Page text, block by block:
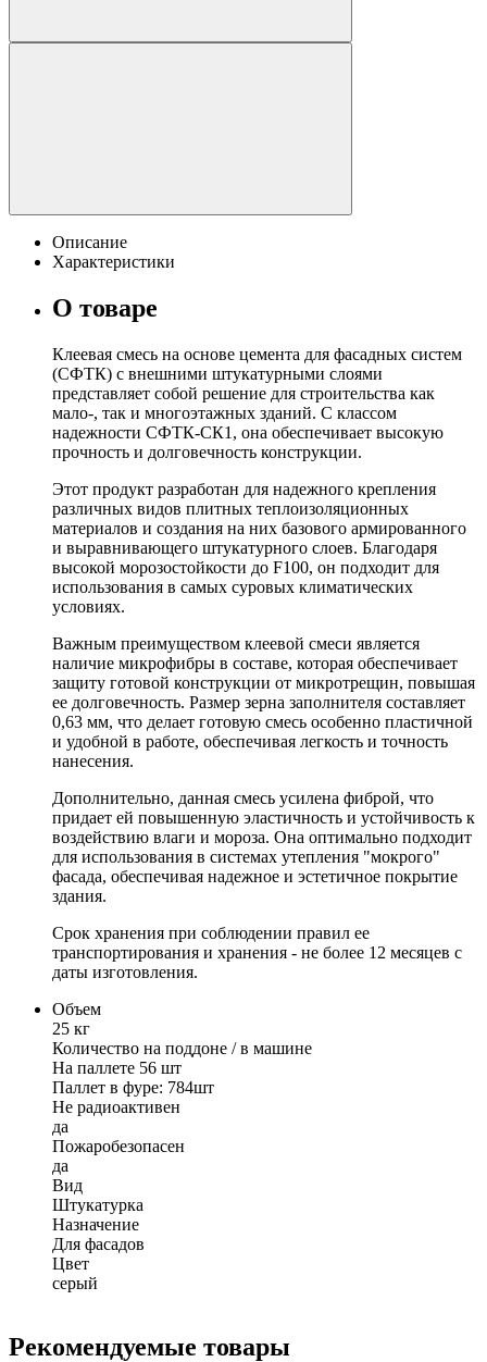
Описание
Характеристики
О товаре
Клеевая смесь на основе цемента для фасадных систем
(СФТК) с внешними штукатурными слоями
представляет собой решение для строительства как
мало-, так и многоэтажных зданий. С классом
надежности СФТК-СК1, она обеспечивает высокую
прочность и долговечность конструкции.
Этот продукт разработан для надежного крепления
различных видов плитных теплоизоляционных
материалов и создания на них базового армированного
и выравнивающего штукатурного слоев. Благодаря
высокой морозостойкости до F100, он подходит для
использования в самых суровых климатических
условиях.
Важным преимуществом клеевой смеси является
наличие микрофибры в составе, которая обеспечивает
защиту готовой конструкции от микротрещин, повышая
ее долговечность. Размер зерна заполнителя составляет
0,63 мм, что делает готовую смесь особенно пластичной
и удобной в работе, обеспечивая легкость и точность
нанесения.
Дополнительно, данная смесь усилена фиброй, что
придает ей повышенную эластичность и устойчивость к
воздействию влаги и мороза. Она оптимально подходит
для использования в системах утепления "мокрого"
фасада, обеспечивая надежное и эстетичное покрытие
здания.
Срок хранения при соблюдении правил ее
транспортирования и хранения - не более 12 месяцев с
даты изготовления.
Объем
25 кг
Количество на поддоне / в машине
На паллете 56 шт
Паллет в фуре: 784шт
Не радиоактивен
да
Пожаробезопасен
да
Вид
Штукатурка
Назначение
Для фасадов
Цвет
серый
Рекомендуемые товары